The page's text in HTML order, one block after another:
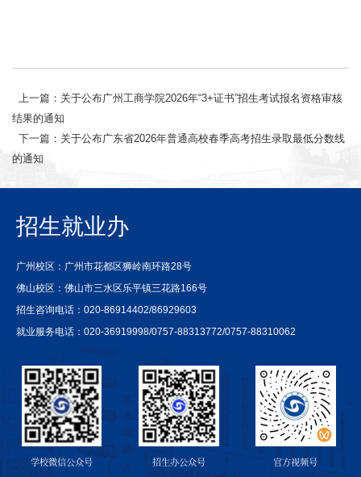
上一篇：关于公布广州工商学院2026年“3+证书”招生考试报名资格审核
结果的通知
下一篇：关于公布广东省2026年普通高校春季高考招生录取最低分数线
的通知
招生就业办
广州校区：广州市花都区狮岭南环路28号
佛山校区：佛山市三水区乐平镇三花路166号
招生咨询电话：020-86914402/86929603
就业服务电话：020-36919998/0757-88313772/0757-88310062
学校微信公众号 招生办公众号 官方视频号